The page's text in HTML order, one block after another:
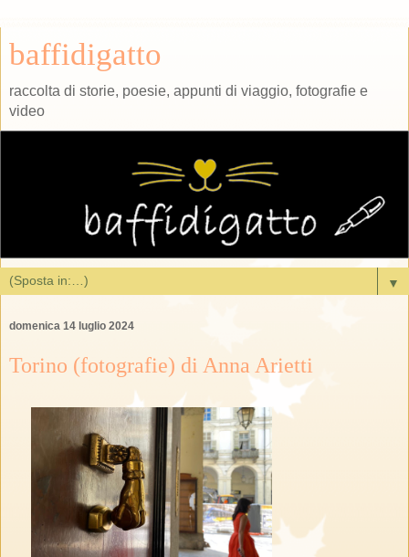
baffidigatto
raccolta di storie, poesie, appunti di viaggio, fotografie e
video
▼
domenica 14 luglio 2024
Torino (fotografie) di Anna Arietti